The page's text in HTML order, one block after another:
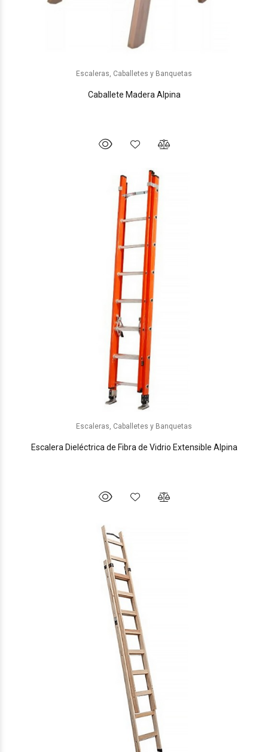
Escaleras, Caballetes y Banquetas
Caballete Madera Alpina
Escaleras, Caballetes y Banquetas
Escalera Dieléctrica de Fibra de Vidrio Extensible Alpina